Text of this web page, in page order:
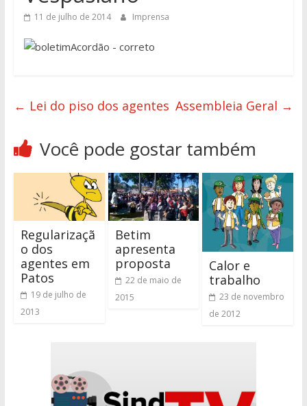
11 de julho de 2014 Imprensa
← Lei do piso dos agentes Assembleia Geral →
Você pode gostar também
Regularizaçã
o dos
agentes em
Patos
19 de julho de
2013
Betim
apresenta
proposta
22 de maio de
2015
Calor e
trabalho
23 de novembro
de 2012